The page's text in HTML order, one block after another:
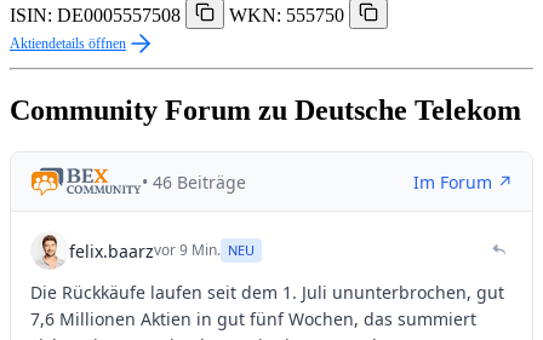
ISIN: DE0005557508
WKN: 555750
Aktiendetails öffnen
Community Forum zu Deutsche Telekom